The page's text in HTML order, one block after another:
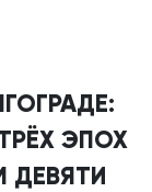
ЭПОХ
ДЕВЯТИ